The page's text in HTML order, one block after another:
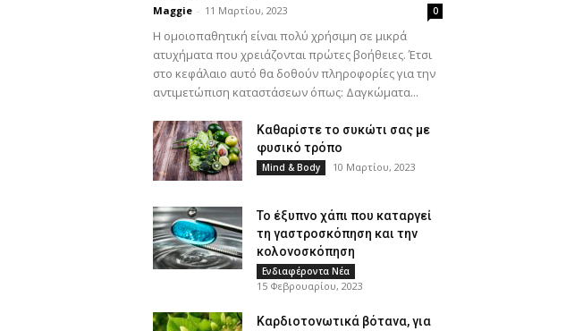
Maggie - 11 Μαρτίου, 2023 0
Η ομοιοπαθητική είναι πολύ χρήσιμη σε μικρά
ατυχήματα που χρειάζονται πρώτες βοήθειες. Έτσι
στο κεφάλαιο αυτό θα δοθούν πληροφορίες για την
αντιμετώπιση καταστάσεων όπως: Δαγκώματα...
Καθαρίστε το συκώτι σας με
φυσικό τρόπο
Mind & Body 10 Μαρτίου, 2023
Το έξυπνο χάπι που καταργεί
τη γαστροσκόπηση και την
κολονοσκόπηση
Ενδιαφέροντα Νέα
15 Φεβρουαρίου, 2023
Καρδιοτονωτικά βότανα, για